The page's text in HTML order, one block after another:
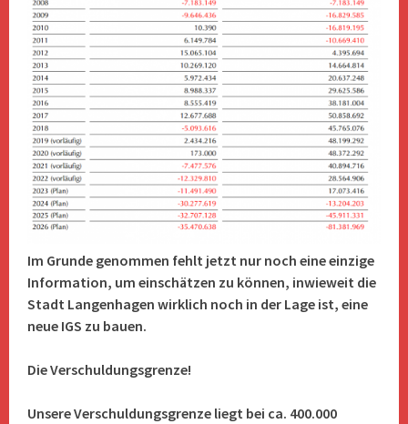
Im Grunde genommen fehlt jetzt nur noch eine einzige
Information, um einschätzen zu können, inwieweit die
Stadt Langenhagen wirklich noch in der Lage ist, eine
neue IGS zu bauen.
Die Verschuldungsgrenze!
Unsere Verschuldungsgrenze liegt bei ca. 400.000